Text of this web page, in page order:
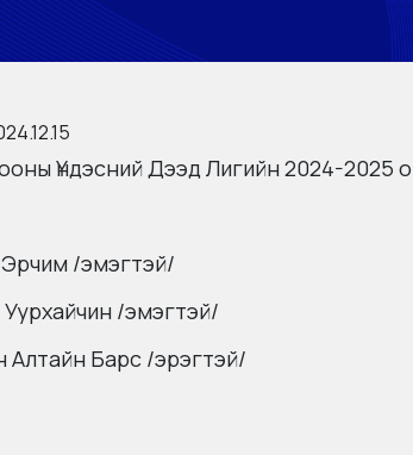
Үндэсний Дээд Лигийн 2024-2025
/эмэгтэй/
/эмэгтэй/
Алтайн Барс /эрэгтэй/